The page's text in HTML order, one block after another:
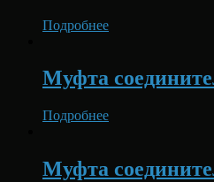
Подробнее
Муфта
Подробнее
Муфта